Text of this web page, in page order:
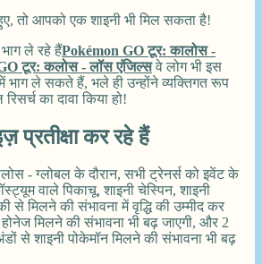
तो आपको एक शाइनी भी मिल सकता है!
ले रहे हैंPokémon GO टूर: कालोस -
टूर: कलोस - लॉस एंजिल्सवे लोग भी इस
भाग ले सकते हैं, भले ही उन्होंने व्यक्तिगत रूप
का दावा किया हो!
प्रतीक्षा कर रहे हैं
- ग्लोबल के दौरान, सभी ट्रेनर्स को इवेंट के
वाले पिकाचू, शाइनी चेस्पिन, शाइनी
से मिलने की संभावना में वृद्धि की उम्मीद कर
मिलने की संभावना भी बढ़ जाएगी, और 2
से शाइनी पोकेमॉन मिलने की संभावना भी बढ़